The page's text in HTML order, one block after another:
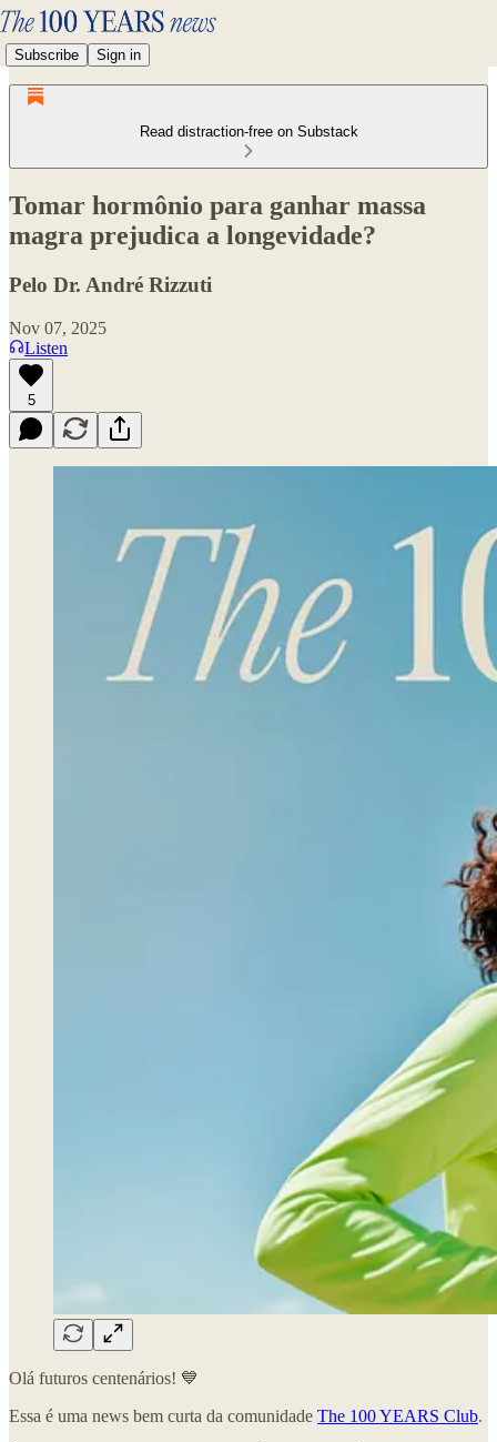
Subscribe Sign in
Read distraction-free on Substack
Tomar hormônio para ganhar massa
magra prejudica a longevidade?
Pelo Dr. André Rizzuti
Nov 07, 2025
Listen
5
Olá futuros centenários! 💙
Essa é uma news bem curta da comunidade The 100 YEARS Club.